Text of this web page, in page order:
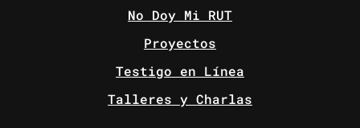
No Doy Mi RUT
Proyectos
Testigo en Línea
Talleres y Charlas